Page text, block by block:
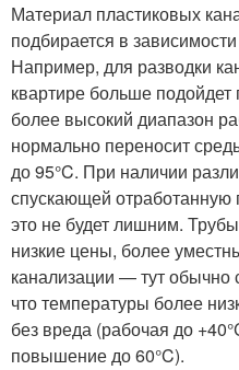
Материал пластиковых
подбирается в
Например, для разводки
квартире больше
более высокий диапазон
нормально переносит
до 95°C. При наличии
спускающей отработанную
это не будет лишним.
низкие цены, более
канализации — тут
что температуры более
без вреда (рабочая до
повышение до 60°C).